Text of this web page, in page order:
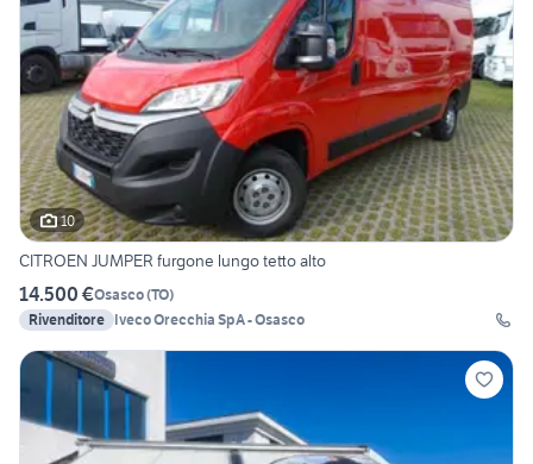
10
CITROEN JUMPER furgone lungo tetto alto
14.500 €Osasco(TO)
Rivenditore Iveco Orecchia SpA - Osasco